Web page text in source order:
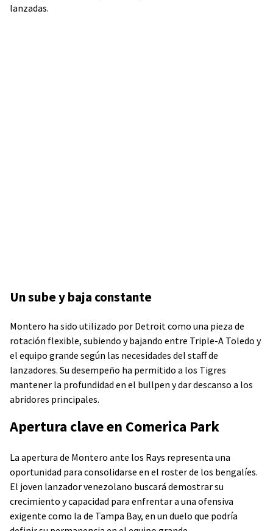
lanzadas.
Un sube y baja constante
Montero ha sido utilizado por Detroit como una pieza de
rotación flexible, subiendo y bajando entre Triple-A Toledo y
el equipo grande según las necesidades del staff de
lanzadores. Su desempeño ha permitido a los Tigres
mantener la profundidad en el bullpen y dar descanso a los
abridores principales.
Apertura clave en Comerica Park
La apertura de Montero ante los Rays representa una
oportunidad para consolidarse en el roster de los bengalíes.
El joven lanzador venezolano buscará demostrar su
crecimiento y capacidad para enfrentar a una ofensiva
exigente como la de Tampa Bay, en un duelo que podría